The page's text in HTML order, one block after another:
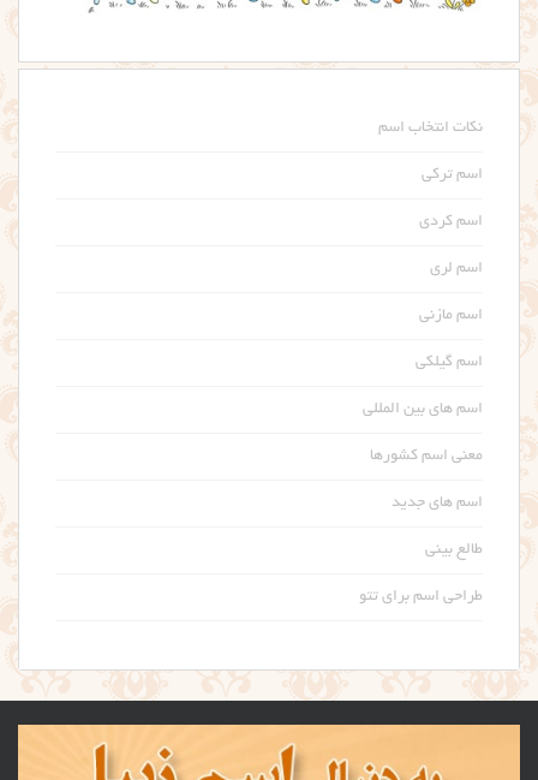
نکات انتخاب اسم
اسم ترکی
اسم کردی
اسم لری
اسم مازنی
اسم گیلکی
اسم های بین المللی
معنی اسم کشورها
اسم های جدید
طالع بینی
طراحی اسم برای تتو